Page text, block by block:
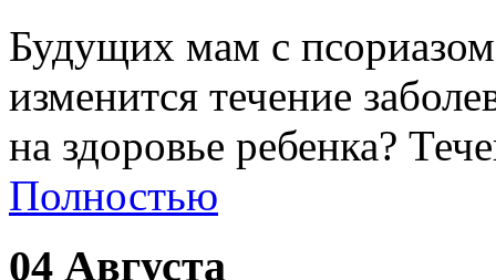
Будущих мам с
изменится течение
на здоровье ребенка?
Полностью
04 Августа